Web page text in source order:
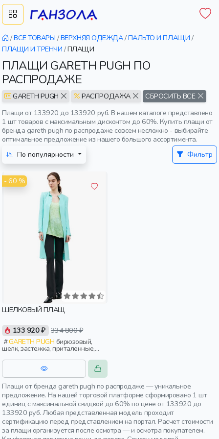
/ВСЕ ТОВАРЫ /ВЕРХНЯЯ ОДЕЖДА/ПАЛЬТО И ПЛАЩИ /
ПЛАЩИ И ТРЕНЧИ /ПЛАЩИ
ПЛАЩИ GARETH PUGH ПО
РАСПРОДАЖЕ
GARETH PUGH РАСПРОДАЖА
СБРОСИТЬ ВСЕ
Плащи от 133920 до 133920 руб. В нашем каталоге представлено
1 шт товаров с максимальным дисконтом до 60%. Купить плащи от
бренда gareth pugh по распродаже совсем несложно - выбирайте
оптимальное предложение из нашего большого ассортимента.
По популярности
Фильтр
- 60 %
ШЕЛКОВЫЙ ПЛАЩ
133 920 ₽ 334 800 ₽
GARETH PUGH
шелк, застежка, приталенные,
ворот, складки, женщины,
взрослые
Плащи от бренда gareth pugh по распродаже — уникальное
предложение. На нашей торговой платформе сформировано 1 шт
единиц с максимальной скидкой до 60% по цене от 133920 до
133920 руб. Любая представленная модель проходит
сертификацию перед представлением на портал. Расчет стоимости
за плащи организуется после осмотра — и осмотра покупателем.